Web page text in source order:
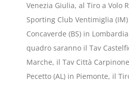
Venezia Giulia, al Tiro a Volo
Sporting Club Ventimiglia
Concaverde (BS) in
quadro saranno il Tav
Marche, il Tav Città
Pecetto (AL) in Piemonte, il